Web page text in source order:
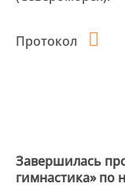
Протокол
Завершилась
гимнастика» по